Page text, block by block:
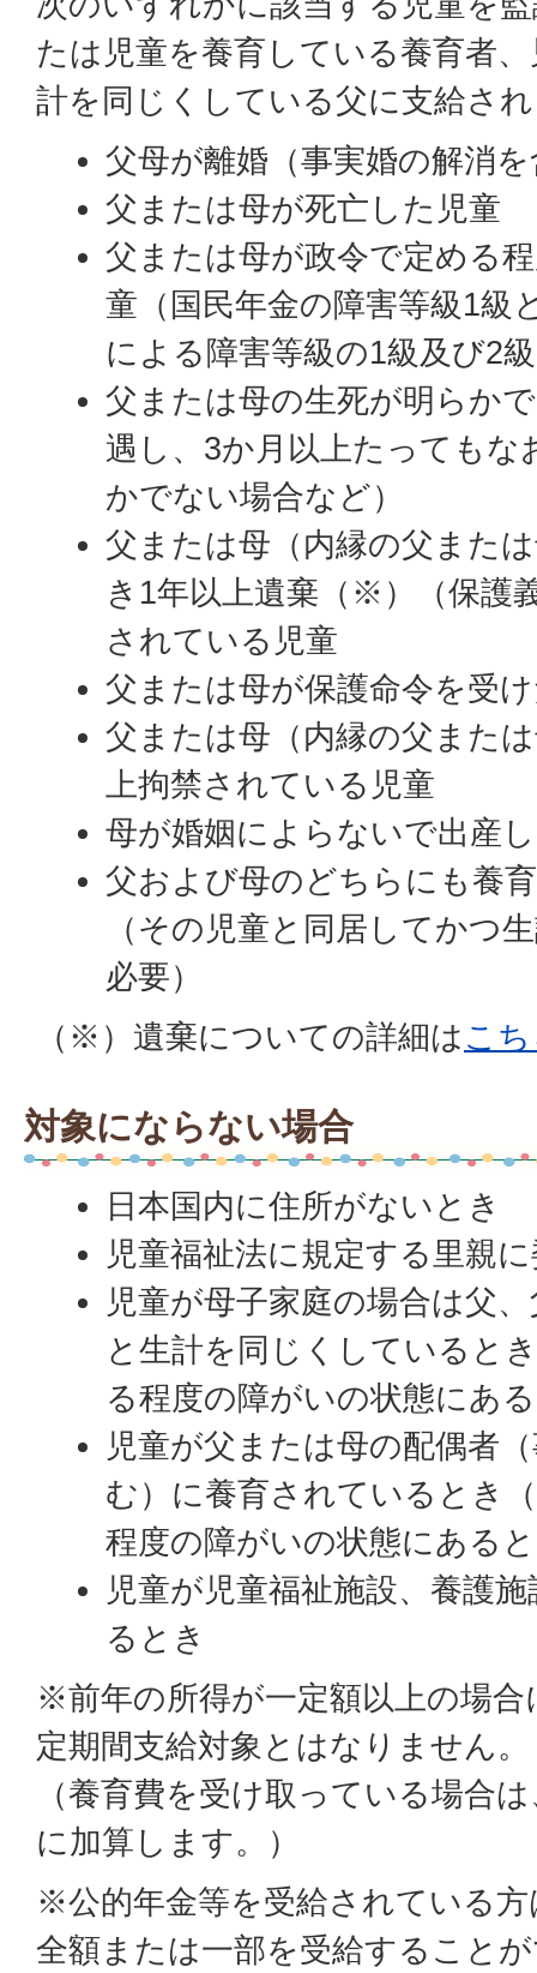
たは児童を養育している養育者
計を同じくしている父に支給さ
父母が離婚（事実婚の解消
父または母が死亡した児童
父または母が政令で定める
童（国民年金の障害等級1級
による障害等級の1級及び2
父または母の生死が明らか
遇し、3か月以上たってもな
かでない場合など）
父または母（内縁の父また
き1年以上遺棄（※）（保護
されている児童
父または母が保護命令を受
父または母（内縁の父また
上拘禁されている児童
母が婚姻によらないで出産
父および母のどちらにも養
（その児童と同居してかつ
必要）
（※）遺棄についての詳細はこ
対象にならない場合
日本国内に住所がないとき
児童福祉法に規定する里親
児童が母子家庭の場合は父
と生計を同じくしていると
る程度の障がいの状態にあ
児童が父または母の配偶者
む）に養育されているとき
程度の障がいの状態にある
児童が児童福祉施設、養護
るとき
※前年の所得が一定額以上の場合
定期間支給対象とはなりません。
（養育費を受け取っている場合
に加算します。）
※公的年金等を受給されている方
全額または一部を受給すること